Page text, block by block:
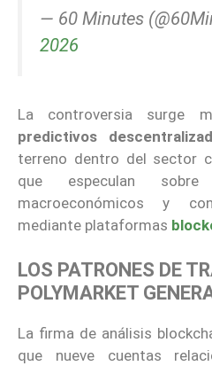
— 60 Minutes
2026
La controversia surge
predictivos
terreno dentro del sector
que especulan sobre
macroeconómicos y
mediante plataformas
LOS PATRONES DE
POLYMARKET
La firma de análisis
que nueve cuentas